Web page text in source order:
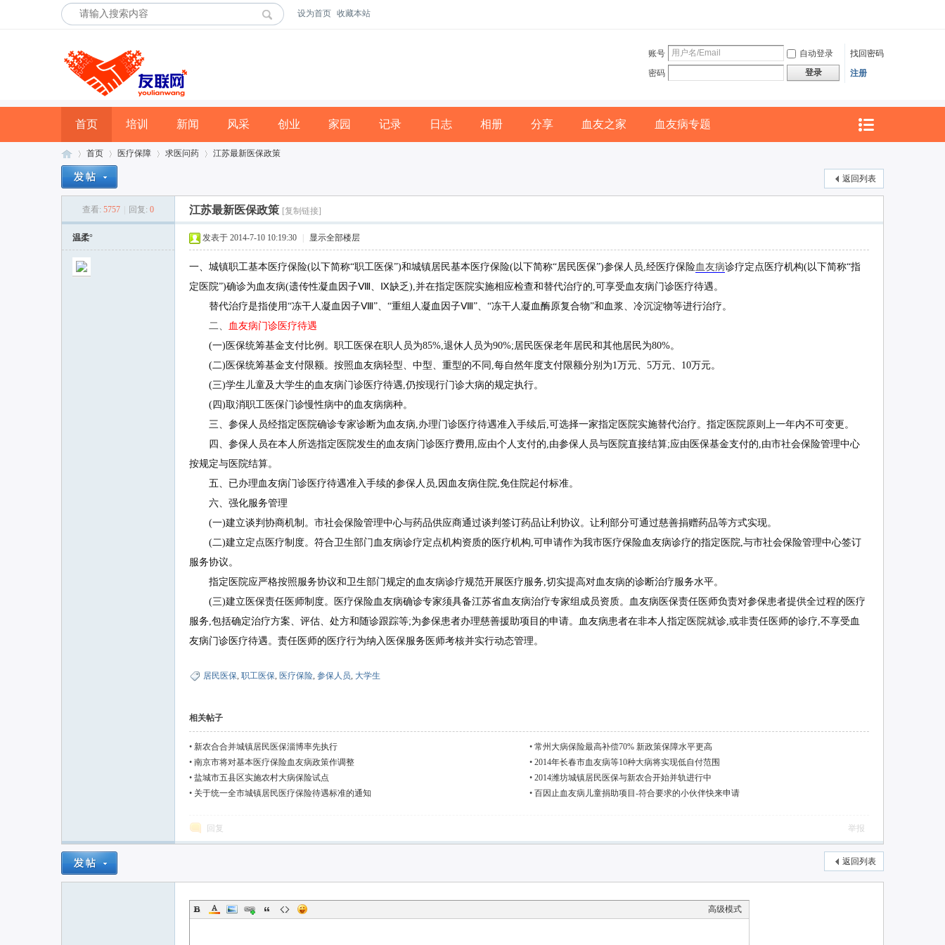
设为首页 收藏本站
账号 自动登录
找回密码
密码
登录 注册
首页 培训 新闻 风采 创业 家园 记录 日志 相册 分享 血友之家 血友病专题
首页
›
医疗保障
›
求医问药
›
江苏最新医保政策
返回列表
查看: 5757 回复: 0 江苏最新医保政策 [复制链接]
温柔° 发表于 2014-7-10 10:19:30 显示全部楼层
一、城镇职工基本医疗保险(以下简称“职工医保”)和城镇居民基本医疗保险(以下简称“居民医保”)参保人员,经医疗保险血友病诊疗定点医疗机构(以下简称“指
定医院”)确诊为血友病(遗传性凝血因子Ⅷ、Ⅸ缺乏),并在指定医院实施相应检查和替代治疗的,可享受血友病门诊医疗待遇。
替代治疗是指使用“冻干人凝血因子Ⅷ”、“重组人凝血因子Ⅷ”、“冻干人凝血酶原复合物”和血浆、冷沉淀物等进行治疗。
二、
血友病门诊医疗待遇
(一)医保统筹基金支付比例。职工医保在职人员为85%,退休人员为90%;居民医保老年居民和其他居民为80%。
(二)医保统筹基金支付限额。按照血友病轻型、中型、重型的不同,每自然年度支付限额分别为1万元、5万元、10万元。
(三)学生儿童及大学生的血友病门诊医疗待遇,仍按现行门诊大病的规定执行。
(四)取消职工医保门诊慢性病中的血友病病种。
三、参保人员经指定医院确诊专家诊断为血友病,办理门诊医疗待遇准入手续后,可选择一家指定医院实施替代治疗。指定医院原则上一年内不可变更。
四、参保人员在本人所选指定医院发生的血友病门诊医疗费用,应由个人支付的,由参保人员与医院直接结算;应由医保基金支付的,由市社会保险管理中心
按规定与医院结算。
五、已办理血友病门诊医疗待遇准入手续的参保人员,因血友病住院,免住院起付标准。
六、强化服务管理
(一)建立谈判协商机制。市社会保险管理中心与药品供应商通过谈判签订药品让利协议。让利部分可通过慈善捐赠药品等方式实现。
(二)建立定点医疗制度。符合卫生部门血友病诊疗定点机构资质的医疗机构,可申请作为我市医疗保险血友病诊疗的指定医院,与市社会保险管理中心签订
服务协议。
指定医院应严格按照服务协议和卫生部门规定的血友病诊疗规范开展医疗服务,切实提高对血友病的诊断治疗服务水平。
(三)建立医保责任医师制度。医疗保险血友病确诊专家须具备江苏省血友病治疗专家组成员资质。血友病医保责任医师负责对参保患者提供全过程的医疗
服务,包括确定治疗方案、评估、处方和随诊跟踪等;为参保患者办理慈善援助项目的申请。血友病患者在非本人指定医院就诊,或非责任医师的诊疗,不享受血
友病门诊医疗待遇。责任医师的医疗行为纳入医保服务医师考核并实行动态管理。
居民医保, 职工医保, 医疗保险, 参保人员, 大学生
相关帖子
• 新农合合并城镇居民医保淄博率先执行 • 常州大病保险最高补偿70% 新政策保障水平更高
• 南京市将对基本医疗保险血友病政策作调整 • 2014年长春市血友病等10种大病将实现低自付范围
• 盐城市五县区实施农村大病保险试点 • 2014潍坊城镇居民医保与新农合开始并轨进行中
• 关于统一全市城镇居民医疗保险待遇标准的通知 • 百因止血友病儿童捐助项目-符合要求的小伙伴快来申请
回复 举报
返回列表
高级模式